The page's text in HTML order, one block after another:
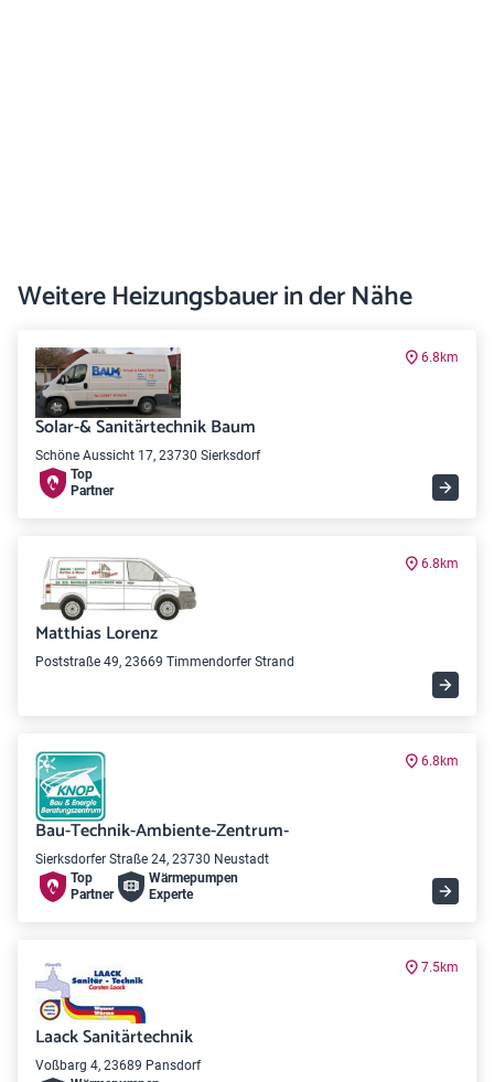
Weitere Heizungsbauer in der Nähe
6.8km
Solar-& Sanitärtechnik Baum
Schöne Aussicht 17, 23730 Sierksdorf
Top
Partner
6.8km
Matthias Lorenz
Poststraße 49, 23669 Timmendorfer Strand
6.8km
Bau-Technik-Ambiente-Zentrum-
Sierksdorfer Straße 24, 23730 Neustadt
Top
Partner
Wärme­pumpen
Experte
7.5km
Laack Sanitärtechnik
Voßbarg 4, 23689 Pansdorf